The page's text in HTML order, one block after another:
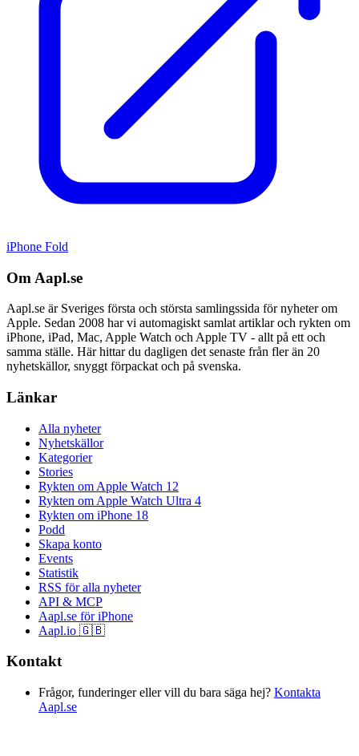
iPhone Fold
Om Aapl.se
Aapl.se är Sveriges första och största samlingssida för nyheter om
Apple. Sedan 2008 har vi automagiskt samlat artiklar och rykten om
iPhone, iPad, Mac, Apple Watch och Apple TV - allt på ett och
samma ställe. Här hittar du dagligen det senaste från fler än 20
nyhetskällor, snyggt förpackat och på svenska.
Länkar
Alla nyheter
Nyhetskällor
Kategorier
Stories
Rykten om Apple Watch 12
Rykten om Apple Watch Ultra 4
Rykten om iPhone 18
Podd
Skapa konto
Events
Statistik
RSS för alla nyheter
API & MCP
Aapl.se för iPhone
Aapl.io 🇬🇧
Kontakt
Frågor, funderinger eller vill du bara säga hej? Kontakta
Aapl.se